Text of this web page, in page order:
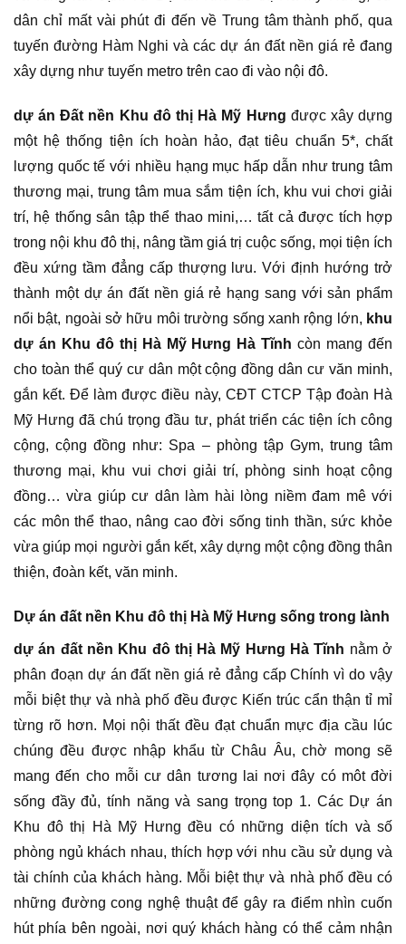
dân chỉ mất vài phút đi đến về Trung tâm thành phố, qua
tuyến đường Hàm Nghi và các dự án đất nền giá rẻ đang
xây dựng như tuyến metro trên cao đi vào nội đô.
dự án Đất nền Khu đô thị Hà Mỹ Hưng được xây dựng
một hệ thống tiện ích hoàn hảo, đạt tiêu chuẩn 5*, chất
lượng quốc tế với nhiều hạng mục hấp dẫn như trung tâm
thương mại, trung tâm mua sắm tiện ích, khu vui chơi giải
trí, hệ thống sân tập thể thao mini,… tất cả được tích hợp
trong nội khu đô thị, nâng tầm giá trị cuộc sống, mọi tiện ích
đều xứng tầm đẳng cấp thượng lưu. Với định hướng trở
thành một dự án đất nền giá rẻ hạng sang với sản phẩm
nổi bật, ngoài sở hữu môi trường sống xanh rộng lớn, khu
dự án Khu đô thị Hà Mỹ Hưng Hà Tĩnh còn mang đến
cho toàn thể quý cư dân một cộng đồng dân cư văn minh,
gắn kết. Để làm được điều này, CĐT CTCP Tập đoàn Hà
Mỹ Hưng đã chú trọng đầu tư, phát triển các tiện ích công
cộng, cộng đồng như: Spa – phòng tập Gym, trung tâm
thương mại, khu vui chơi giải trí, phòng sinh hoạt cộng
đồng… vừa giúp cư dân làm hài lòng niềm đam mê với
các môn thể thao, nâng cao đời sống tinh thần, sức khỏe
vừa giúp mọi người gắn kết, xây dựng một cộng đồng thân
thiện, đoàn kết, văn minh.
Dự án đất nền Khu đô thị Hà Mỹ Hưng sống trong lành
dự án đất nền Khu đô thị Hà Mỹ Hưng Hà Tĩnh nằm ở
phân đoạn dự án đất nền giá rẻ đẳng cấp Chính vì do vậy
mỗi biệt thự và nhà phố đều được Kiến trúc cẩn thận tỉ mỉ
từng rõ hơn. Mọi nội thất đều đạt chuẩn mực địa cầu lúc
chúng đều được nhập khẩu từ Châu Âu, chờ mong sẽ
mang đến cho mỗi cư dân tương lai nơi đây có môt đời
sống đầy đủ, tính năng và sang trọng top 1. Các Dự án
Khu đô thị Hà Mỹ Hưng đều có những diện tích và số
phòng ngủ khách nhau, thích hợp với nhu cầu sử dụng và
tài chính của khách hàng. Mỗi biệt thự và nhà phố đều có
những đường cong nghệ thuật để gây ra điểm nhìn cuốn
hút phía bên ngoài, nơi quý khách hàng có thể cảm nhận